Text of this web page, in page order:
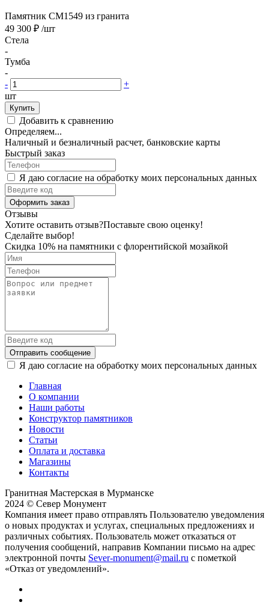
Памятник CM1549 из гранита
49 300 ₽ /шт
Стела
-
Тумба
-
-
+
шт
Купить
Добавить к сравнению
Определяем...
Наличный и безналичный расчет, банковские карты
Быстрый заказ
Я даю согласие на обработку моих персональных данных
Оформить заказ
Отзывы
Хотите оставить отзыв?Поставьте свою оценку!
Сделайте выбор!
Скидка 10% на памятники с флорентийской мозайкой
Отправить сообщение
Я даю согласие на обработку моих персональных данных
Главная
О компании
Наши работы
Конструктор памятников
Новости
Статьи
Оплата и доставка
Магазины
Контакты
Гранитная Мастерская в Мурманске
2024 © Север Монумент
Компания имеет право отправлять Пользователю уведомления
о новых продуктах и услугах, специальных предложениях и
различных событиях. Пользователь может отказаться от
получения сообщений, направив Компании письмо на адрес
электронной почты Sever-monument@mail.ru с пометкой
«Отказ от уведомлений».